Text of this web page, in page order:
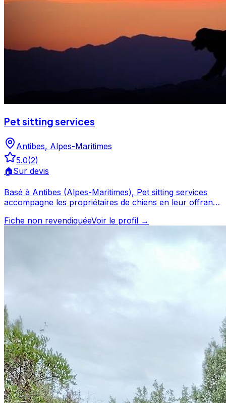
Pet sitting services
Antibes, Alpes-Maritimes
5.0(2)
🏠Sur devis
Basé à Antibes (Alpes-Maritimes), Pet sitting services
accompagne les propriétaires de chiens en leur offrant
par ses clients, ce professionnel propose un service
pour découvrir ses services et le contacter directement.
situé à Antibes. Noté 5/5 ⭐⭐⭐⭐⭐ sur Google Maps avec
Fiche non revendiquéeVoir le profil →